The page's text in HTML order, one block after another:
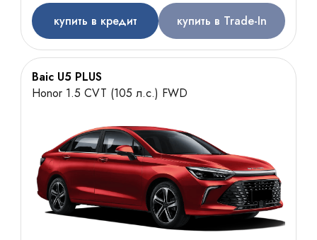
купить в кредит купить в Trade-In
Baic U5 PLUS
Honor 1.5 CVT (105 л.с.) FWD